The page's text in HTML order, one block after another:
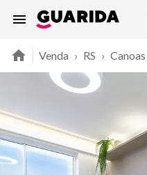
Venda › RS › Canoas